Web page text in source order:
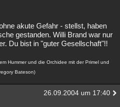
akute Gefahr - stellst, haben
gestanden. Willi Brand war nur
Du bist in "guter Gesellschaft"!!
Hummer und die Orchidee mit der Primel und
Bateson)
26.09.2004 um 17:40